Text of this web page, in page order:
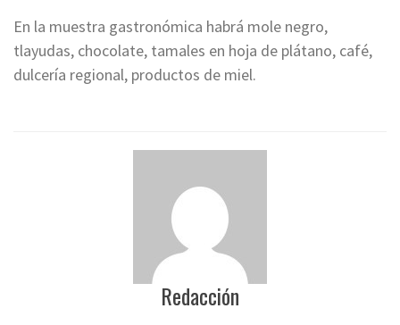
En la muestra gastronómica habrá mole negro,
tlayudas, chocolate, tamales en hoja de plátano, café,
dulcería regional, productos de miel.
Redacción